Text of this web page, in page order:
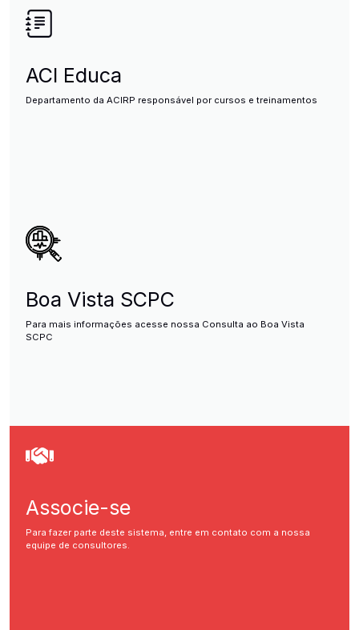
ACI Educa
Departamento da ACIRP responsável por cursos e treinamentos
Boa Vista SCPC
Para mais informações acesse nossa Consulta ao Boa Vista
SCPC
Associe-se
Para fazer parte deste sistema, entre em contato com a nossa
equipe de consultores.